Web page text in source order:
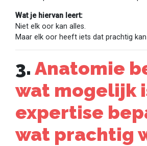
Wat je hiervan leert:
Niet elk oor kan alles.
Maar elk oor heeft iets dat prachtig
3. Anatomie
wat mogelijk
expertise
wat prachtig